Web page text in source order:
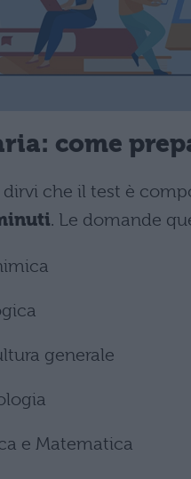
come
che il test è
. Le domande
generale
e Matematica